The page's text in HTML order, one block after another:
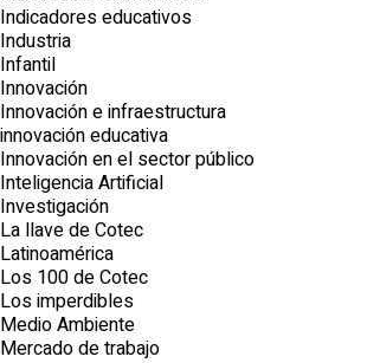
Indicadores educativos
Industria
Infantil
Innovación
Innovación e infraestructura
innovación educativa
Innovación en el sector público
Inteligencia Artificial
Investigación
La llave de Cotec
Latinoamérica
Los 100 de Cotec
Los imperdibles
Medio Ambiente
Mercado de trabajo